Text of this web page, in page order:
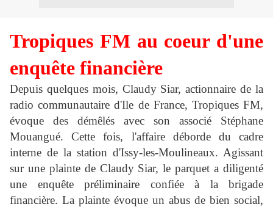
Tropiques FM au coeur d'une
enquête financière
Depuis quelques mois, Claudy Siar, actionnaire de la
radio communautaire d'Ile de France, Tropiques FM,
évoque des démêlés avec son associé Stéphane
Mouangué. Cette fois, l'affaire déborde du cadre
interne de la station d'Issy-les-Moulineaux. Agissant
sur une plainte de Claudy Siar, le parquet a diligenté
une enquête préliminaire confiée à la brigade
financière. La plainte évoque un abus de bien social,